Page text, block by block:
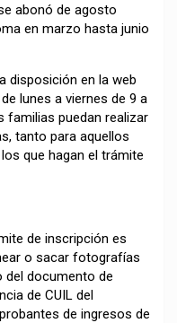
abonó de agosto
en marzo hasta junio
disposición en la web
lunes a viernes de 9 a
familias puedan realizar
tanto para aquellos
que hagan el trámite
de inscripción es
o sacar fotografías
del documento de
de CUIL del
de ingresos de